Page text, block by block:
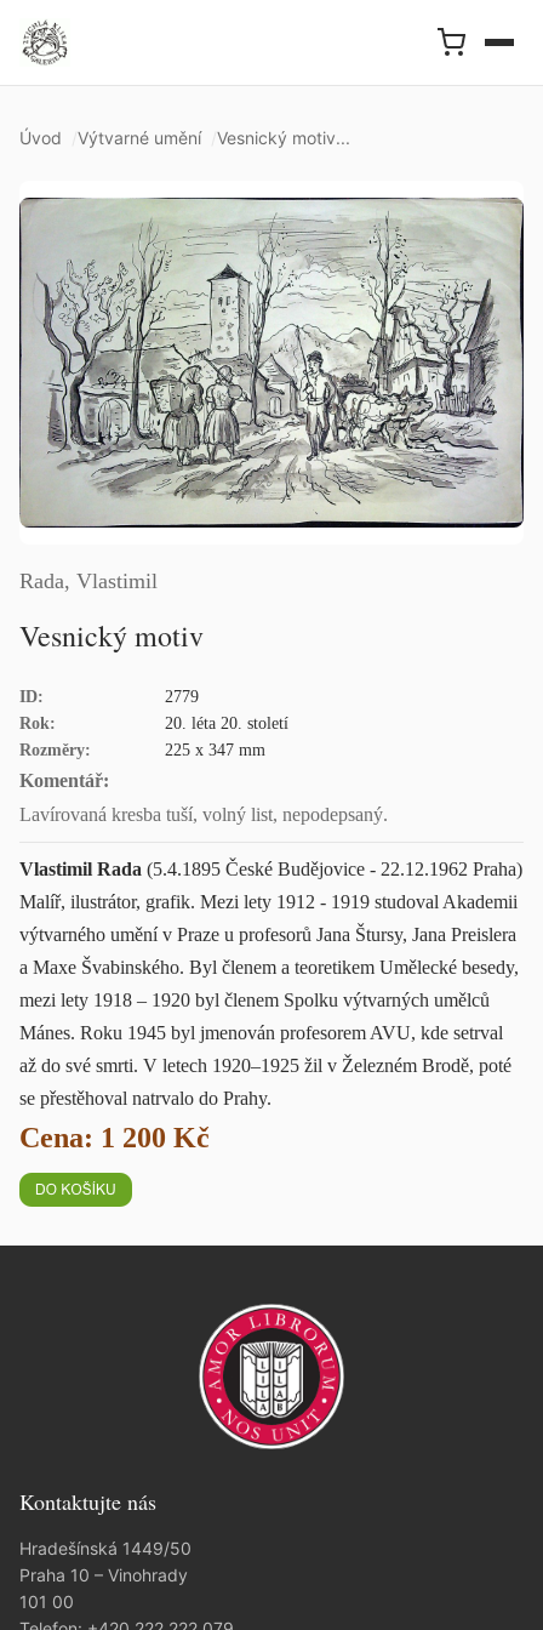
Úvod Výtvarné umění Vesnický motiv...
Rada, Vlastimil
Vesnický motiv
ID:
2779
Rok:
20. léta 20. století
Rozměry:
225 x 347 mm
Komentář:
Lavírovaná kresba tuší, volný list, nepodepsaný.
Vlastimil Rada (5.4.1895 České Budějovice - 22.12.1962 Praha)
Malíř, ilustrátor, grafik. Mezi lety 1912 - 1919 studoval Akademii
výtvarného umění v Praze u profesorů Jana Štursy, Jana Preislera
a Maxe Švabinského. Byl členem a teoretikem Umělecké besedy,
mezi lety 1918 – 1920 byl členem Spolku výtvarných umělců
Mánes. Roku 1945 byl jmenován profesorem AVU, kde setrval
až do své smrti. V letech 1920–1925 žil v Železném Brodě, poté
se přestěhoval natrvalo do Prahy.
Cena: 1 200 Kč
Kontaktujte nás
Hradešínská 1449/50
Praha 10 – Vinohrady
101 00